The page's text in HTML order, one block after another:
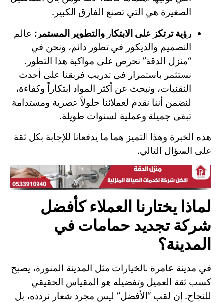
الصغيرة هي التي تصنع الفارق الكبير.
رؤية ترتكز على الابتكار والتطوير المستمر: عالم
التصميم والديكور في تطور دائم، ونحن في
“منزل الدقة” نحرص على مواكبة هذا التطور.
نستثمر باستمرار في تدريب فريقنا على أحدث
التقنيات، ونبحث عن أكثر المواد ابتكاراً وكفاءة،
لنضمن أننا نقدم لعملائنا حلولاً عصرية ومستدامة
تبقى جميلة وعملية لسنوات طويلة.
هذه الخبرة وهذا التميز هما ما يدفعانا للإجابة بكل ثقة
على السؤال التالي.
لماذا يختارنا العملاء كأفضل
شركة تجديد حمامات في
المدينة؟
في مدينة عامرة بالخيارات مثل المدينة المنورة، يصبح
كسب ثقة العميل وتفضيله هو المقياس الحقيقي
للنجاح. إن لقب “الأفضل” ليس مجرد شعار نردده، بل